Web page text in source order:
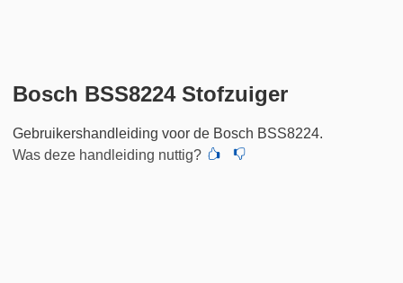
Bosch BSS8224 Stofzuiger
Gebruikershandleiding voor de Bosch BSS8224.
Was deze handleiding nuttig?